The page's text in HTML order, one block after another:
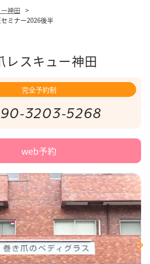
神田
ミナー2026後半
レスキュー神田
完全予約制
3203-5268
web予約